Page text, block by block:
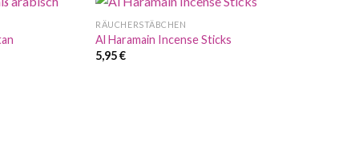
RÄUCHERSTÄBCHEN
Al Haramain Incense Sticks
5,95€